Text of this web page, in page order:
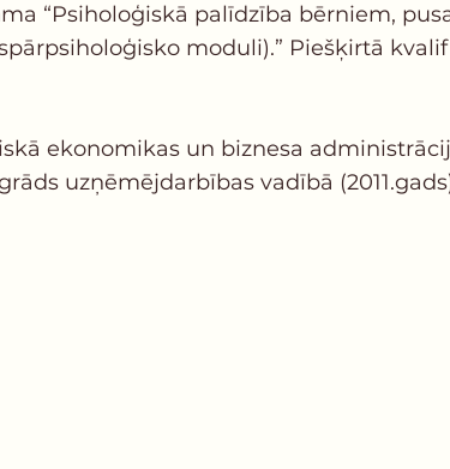
“Psiholoģiskā palīdzība bērniem,
moduli).” Piešķirtā
ekonomikas un biznesa
uzņēmējdarbības vadībā